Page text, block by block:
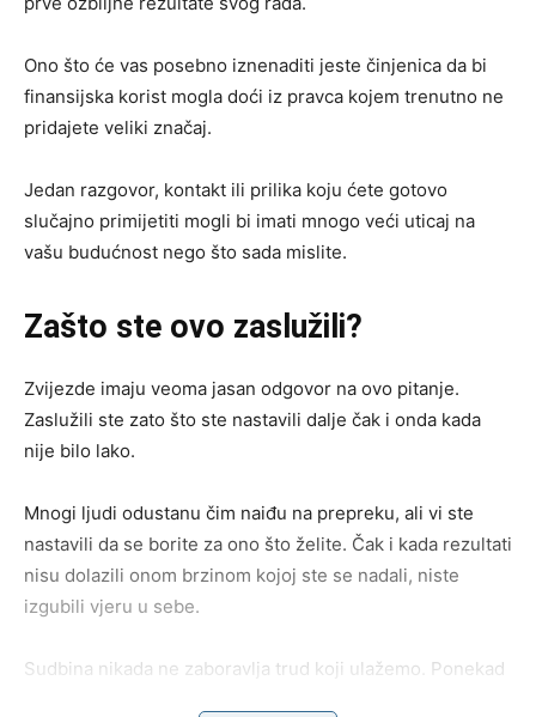
Ono što će vas posebno iznenaditi jeste činjenica da bi
finansijska korist mogla doći iz pravca kojem trenutno ne
pridajete veliki značaj.
Jedan razgovor, kontakt ili prilika koju ćete gotovo
slučajno primijetiti mogli bi imati mnogo veći uticaj na
vašu budućnost nego što sada mislite.
Zašto ste ovo zaslužili?
Zvijezde imaju veoma jasan odgovor na ovo pitanje.
Zaslužili ste zato što ste nastavili dalje čak i onda kada
nije bilo lako.
Mnogi ljudi odustanu čim naiđu na prepreku, ali vi ste
nastavili da se borite za ono što želite. Čak i kada rezultati
nisu dolazili onom brzinom kojoj ste se nadali, niste
izgubili vjeru u sebe.
Sudbina nikada ne zaboravlja trud koji ulažemo. Ponekad